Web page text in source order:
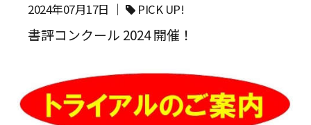
2024年07月17日 ｜ PICK UP!
書評コンクール 2024 開催！